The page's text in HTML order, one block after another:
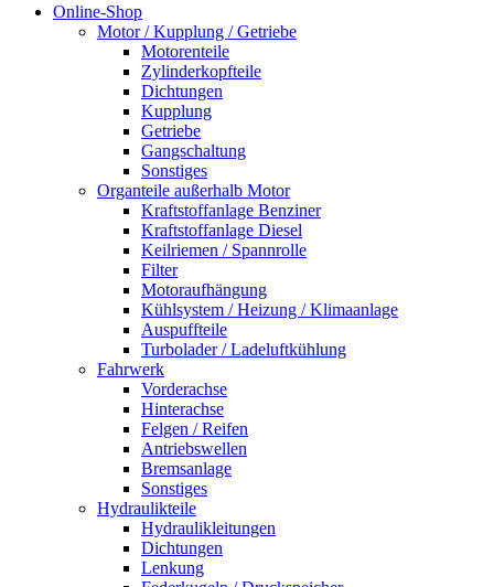
Online-Shop
Motor / Kupplung / Getriebe
Motorenteile
Zylinderkopfteile
Dichtungen
Kupplung
Getriebe
Gangschaltung
Sonstiges
Organteile außerhalb Motor
Kraftstoffanlage Benziner
Kraftstoffanlage Diesel
Keilriemen / Spannrolle
Filter
Motoraufhängung
Kühlsystem / Heizung / Klimaanlage
Auspuffteile
Turbolader / Ladeluftkühlung
Fahrwerk
Vorderachse
Hinterachse
Felgen / Reifen
Antriebswellen
Bremsanlage
Sonstiges
Hydraulikteile
Hydraulikleitungen
Dichtungen
Lenkung